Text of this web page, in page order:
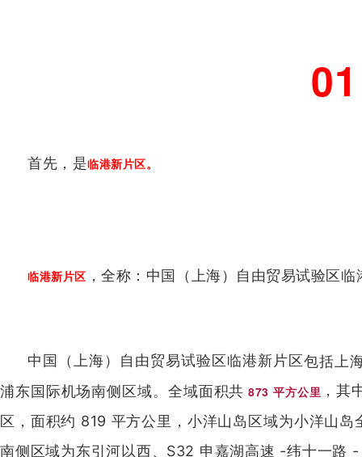
01
首先，是临港新片区。
临港新片区 ，全称：中国（上海）自由贸易试验区临
中国（上海）自由贸易试验区临港新片区包括上
浦东国际机场南侧区域。全域面积共 873 平方公里 ，其
区，面积约 819 平方公里，小洋山岛区域为小洋山
南侧区域为东引河以西、S32 申嘉湖高速 -纬十一路